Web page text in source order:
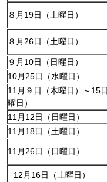
８月19日（土曜日）
８月26日（土曜日）
９月10日（日曜日）
10月25日（水曜日）
11月９日（木曜日）～15
曜日）
11月12日（日曜日）
11月18日（土曜日）
11月26日（日曜日）
12月16日（土曜日）